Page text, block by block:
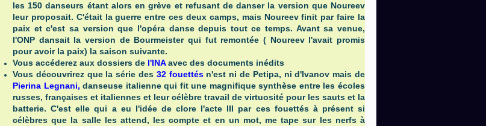
les 150 danseurs étant alors en grève et refusant de danser la version que Noureev
leur proposait. C'était la guerre entre ces deux camps, mais Noureev finit par faire la
paix et c'est sa version que l'opéra danse depuis tout ce temps. Avant sa venue,
l'ONP dansait la version de Bourmeister qui fut remontée ( Noureev l'avait promis
pour avoir la paix) la saison suivante.
Vous accéderez aux dossiers de l'INAavec des documents inédits
Vous découvrirez que la série des 32 fouettésn'est ni de Petipa, ni d'Ivanov mais de
Pierina Legnani, danseuse italienne qui fit une magnifique synthèse entre les écoles
russes, françaises et italiennes et leur célèbre travail de virtuosité pour les sauts et la
batterie. C'est elle qui a eu l'idée de clore l'acte III par ces fouettés à présent si
célèbres que la salle les attend, les compte et en un mot, me tape sur les nerfs à